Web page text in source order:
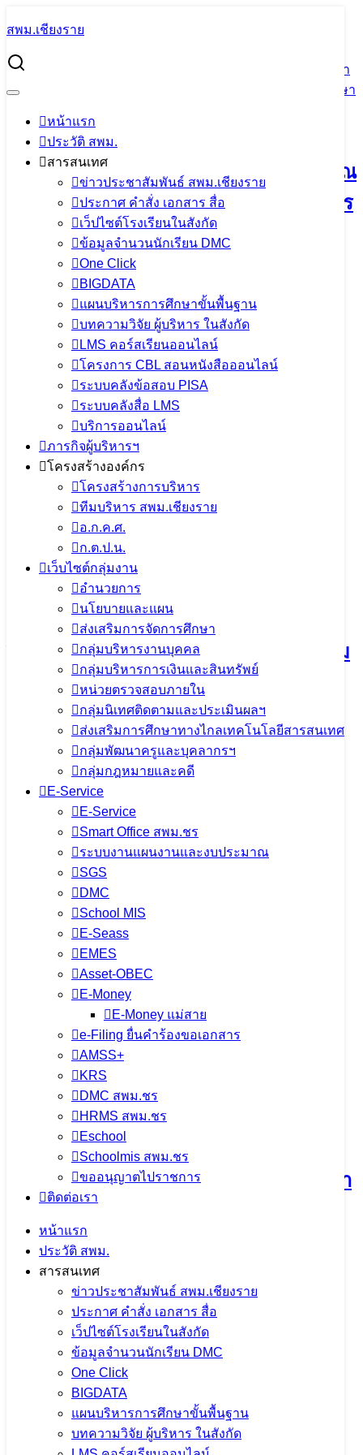
to
content
สพม.เชียงราย
หน้าแรก
ประวัติ สพม.
สารสนเทศ
ข่าวประชาสัมพันธ์ สพม.เชียงราย
ประกาศ คำสั่ง เอกสาร สื่อ
เว็ปไซต์โรงเรียนในสังกัด
ข้อมูลจำนวนนักเรียน DMC
One Click
BIGDATA
แผนบริหารการศึกษาขั้นพื้นฐาน
บทความวิจัย ผู้บริหาร ในสังกัด
LMS คอร์สเรียนออนไลน์
โครงการ CBL สอนหนังสือออนไลน์
ระบบคลังข้อสอบ PISA
ระบบคลังสื่อ LMS
บริการออนไลน์
ภารกิจผู้บริหารฯ
โครงสร้างองค์กร
โครงสร้างการบริหาร
ทีมบริหาร สพม.เชียงราย
อ.ก.ค.ศ.
ก.ต.ป.น.
เว็บไซต์กลุ่มงาน
อำนวยการ
นโยบายและแผน
ส่งเสริมการจัดการศึกษา
กลุ่มบริหารงานบุคคล
กลุ่มบริหารการเงินและสินทรัพย์
หน่วยตรวจสอบภายใน
กลุ่มนิเทศติดตามและประเมินผลฯ
ส่งเสริมการศึกษาทางไกลเทคโนโลยีสารสนเทศ
กลุ่มพัฒนาครูและบุคลากรฯ
กลุ่มกฎหมายและคดี
E-Service
E-Service
Smart Office สพม.ชร
ระบบงานแผนงานและงบประมาณ
SGS
DMC
School MIS
E-Seass
EMES
Asset-OBEC
E-Money
E-Money แม่สาย
e-Filing ยื่นคำร้องขอเอกสาร
AMSS+
KRS
DMC สพม.ชร
HRMS สพม.ชร
Eschool
Schoolmis สพม.ชร
ขออนุญาตไปราชการ
ติดต่อเรา
หน้าแรก
ประวัติ สพม.
สารสนเทศ
ข่าวประชาสัมพันธ์ สพม.เชียงราย
ประกาศ คำสั่ง เอกสาร สื่อ
เว็ปไซต์โรงเรียนในสังกัด
ข้อมูลจำนวนนักเรียน DMC
One Click
BIGDATA
แผนบริหารการศึกษาขั้นพื้นฐาน
บทความวิจัย ผู้บริหาร ในสังกัด
for:
สรุปผลการดำเนินงาน ประจำปีงบประมาณ พ.ศ.2566 ที่ผ่านมา
โดยมีท่านผู้อำนวยการสำนักงานเขตพื้นที่การศึกษามัธยมศึกษา
ประจำปีงบประมาณ พ.ศ.2566
สรุปผลการดำเนินงาน ประจำปีงบประมาณ
พ.ศ.2566 ที่ผ่านมา โดยมีท่านผู้อำนวยการ
สำนักงานเขตพื้นที่การศึกษามัธยมศึกษา
เชียงราย เป็นวิทยากร เพื่อจัดทำรายงาน
ผลการดำเนินงานประจำปีงบประมาณ
พ.ศ.2566
13 พฤศจิกายน 202313 พฤศจิกายน 2023
ข่าวประชาสัมพันธ์ สพม.เชียงราย
จำนวนผู้ชม: 1,274
เนื้อหาอื่นๆ
การประชุมคณะกรรมการขับเคลื่อน
การนำเข้าข้อมูล OIT+ ประจำ
ปีงบประมาณ พ.ศ. 2569 มุ่งยกระดับความ
โปร่งใสในการดำเนินงาน
5 สิงหาคม 20265 สิงหาคม 2026
ข่าวประชาสัมพันธ์
สพม.เชียงราย
จำนวนผู้ชม: 11
สพม.เชียงราย ร่วมเป็นวิทยากรแนะแนว
การศึกษา ในกิจกรรม CRRU Road
Show 2026 เปิดโลกการเรียนรู้ สู่อนาคต
5 สิงหาคม 20265 สิงหาคม 2026
สพม.เชียงราย
จำนวนผู้ชม: 13
กิจกรรมแลกเปลี่ยนเรียนรู้วิธีปฏิบัติที่ดี
(Best Practice) และการขับเคลื่อนหลัก
ปรัชญาของเศรษฐกิจพอเพียงสู่สถานศึกษา
เรียนแม่ต๋ำตาดควันวิทยาคม
4 สิงหาคม 20264 สิงหาคม 2026
ข่าวประชาสัมพันธ์
สพม.เชียงราย
จำนวนผู้ชม: 14
ตรวจสุขภาพประจำปี 2569 ใส่ใจสุขภาพ